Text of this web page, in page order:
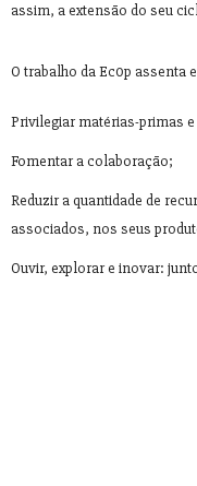
assim, a extensão do seu
O trabalho da Ec0p assenta
Privilegiar matérias-primas
Fomentar a colaboração;
Reduzir a quantidade de
associados, nos seus
Ouvir, explorar e inovar: